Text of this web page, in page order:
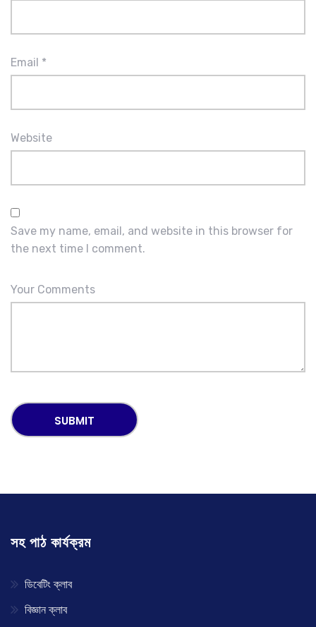
Email *
Website
Save my name, email, and website in this browser for
the next time I comment.
Your Comments
সহ পাঠ কার্যক্রম
ডিবেটিং ক্লাব
বিজ্ঞান ক্লাব